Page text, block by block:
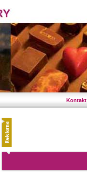
Kontakt